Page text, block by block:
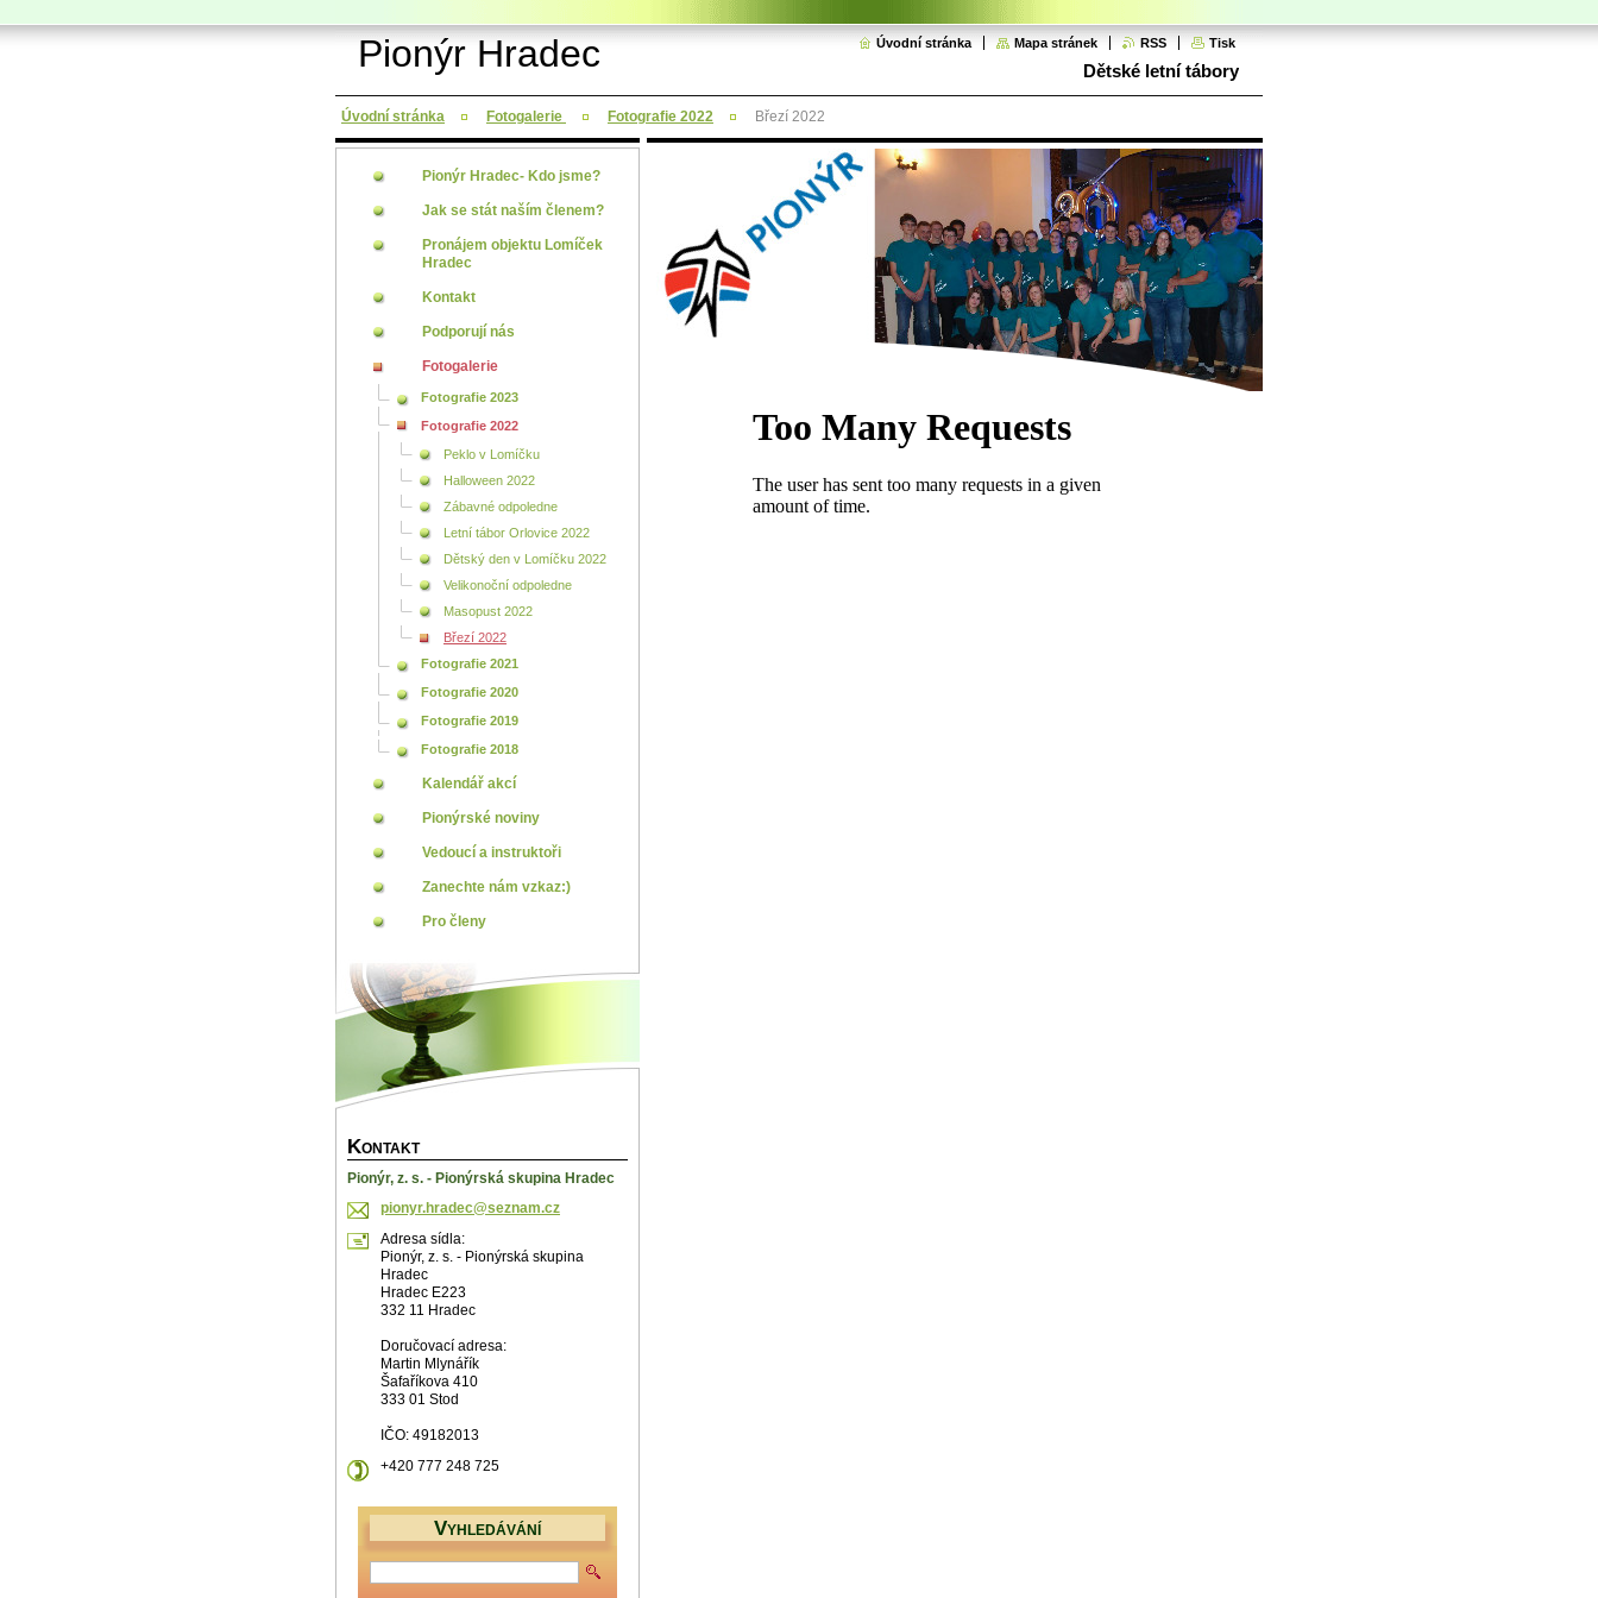
Pionýr Hradec Úvodní stránka Mapa stránek RSS Tisk
Dětské letní tábory
Úvodní stránka Fotogalerie Fotografie 2022 Březí 2022
Pionýr Hradec- Kdo jsme?
Jak se stát naším členem?
Pronájem objektu Lomíček
Hradec
Kontakt
Podporují nás
Fotogalerie
Fotografie 2023
Fotografie 2022
Peklo v Lomíčku
Halloween 2022
Zábavné odpoledne
Letní tábor Orlovice 2022
Dětský den v Lomíčku 2022
Velikonoční odpoledne
Masopust 2022
Březí 2022
Fotografie 2021
Fotografie 2020
Fotografie 2019
Fotografie 2018
Kalendář akcí
Pionýrské noviny
Vedoucí a instruktoři
Zanechte nám vzkaz:)
Pro členy
KONTAKT
Pionýr, z. s. - Pionýrská skupina Hradec
pionyr.hradec@seznam.cz
Adresa sídla:
Pionýr, z. s. - Pionýrská skupina
Hradec
Hradec E223
332 11 Hradec
Doručovací adresa:
Martin Mlynářík
Šafaříkova 410
333 01 Stod
IČO: 49182013
+420 777 248 725
VYHLEDÁVÁNÍ